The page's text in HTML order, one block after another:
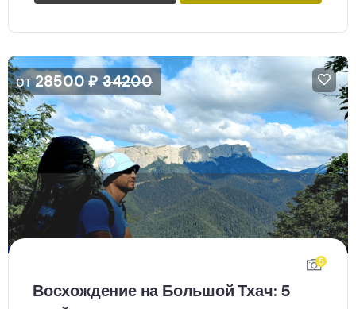
от28500₽34200
5
Восхождение на Большой Тхач: 5